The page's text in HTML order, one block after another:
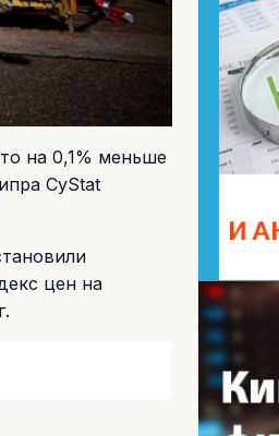
на 0,1% меньше
CyStat
цен на